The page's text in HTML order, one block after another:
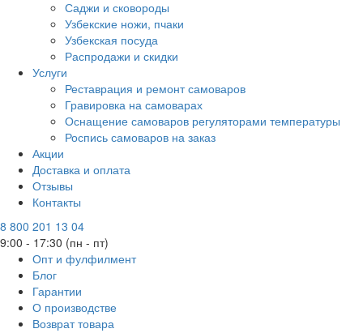
Саджи и сковороды
Узбекские ножи, пчаки
Узбекская посуда
Распродажи и скидки
Услуги
Реставрация и ремонт самоваров
Гравировка на самоварах
Оснащение самоваров регуляторами температуры
Роспись самоваров на заказ
Акции
Доставка и оплата
Отзывы
Контакты
8 800 201 13 04
9:00 - 17:30 (пн - пт)
Опт и фулфилмент
Блог
Гарантии
О производстве
Возврат товара